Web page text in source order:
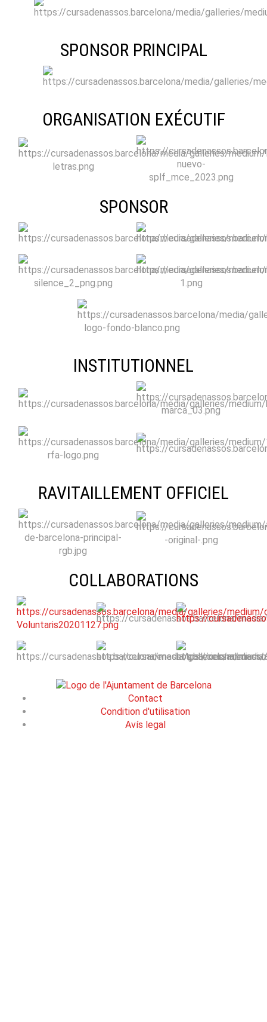
SPONSOR PRINCIPAL
ORGANISATION EXÉCUTIF
SPONSOR
INSTITUTIONNEL
RAVITAILLEMENT OFFICIEL
COLLABORATIONS
Contact
Condition d'utilisation
Avís legal